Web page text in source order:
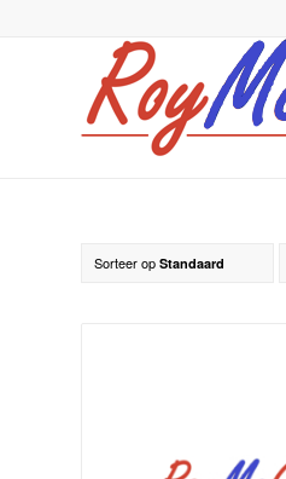
Sorteer op Standaard